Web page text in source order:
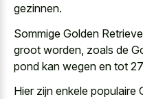
gezinnen.
Sommige Golden
groot worden, zoals de
pond kan wegen en tot
Hier zijn enkele populaire